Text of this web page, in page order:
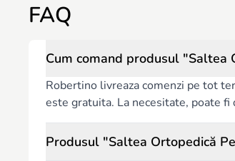
FAQ
Cum comand produsul "Saltea
Robertino livreaza comenzi pe tot
este gratuita. La necesitate, poate
Produsul "Saltea Ortopedică